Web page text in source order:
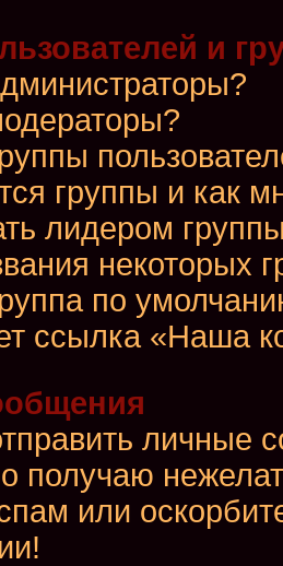
и
группы и как
лидером
некоторых
по
ссылка «Наша
личные
получаю
или